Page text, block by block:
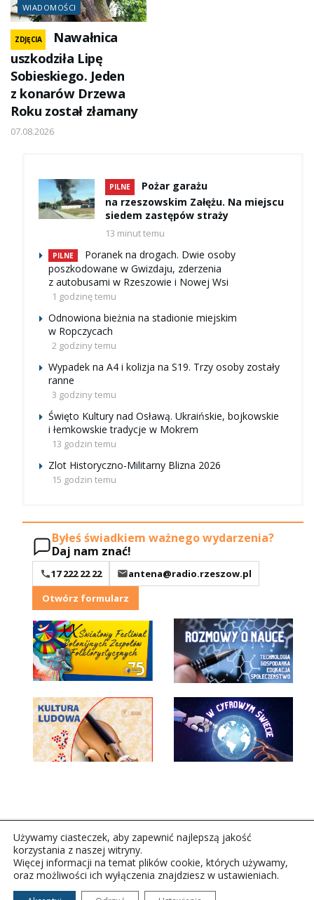
WIADOMOŚCI
ZDJĘCIA
Nawałnica
uszkodziła Lipę
Sobieskiego. Jeden
z konarów Drzewa
Roku został złamany
07.08.2026
PILNE
Pożar garażu
na rzeszowskim Załężu. Na miejscu
siedem zastępów straży
13 minut temu
PILNE
Poranek na drogach. Dwie osoby
poszkodowane w Gwizdaju, zderzenia
z autobusami w Rzeszowie i Nowej Wsi
1 godzinę temu
Odnowiona bieżnia na stadionie miejskim
w Ropczycach
2 godziny temu
Wypadek na A4 i kolizja na S19. Trzy osoby zostały
ranne
3 godziny temu
Święto Kultury nad Osławą. Ukraińskie, bojkowskie
i łemkowskie tradycje w Mokrem
13 godzin temu
Zlot Historyczno-Militarny Blizna 2026
15 godzin temu
Byłeś świadkiem ważnego wydarzenia?
Daj nam znać!
17 222 22 22
antena@radio.rzeszow.pl
Otwórz formularz
Copyright © 2026Polskie Radio Rzeszów S.A. w likwidacj.
Używamy ciasteczek, aby zapewnić najlepszą jakość
korzystania z naszej witryny.
Więcej informacji na temat plików cookie, których używamy,
oraz możliwości ich wyłączenia znajdziesz w ustawieniach.